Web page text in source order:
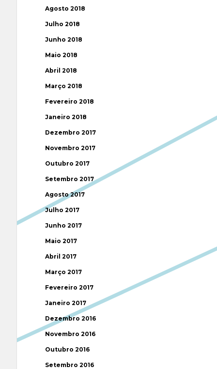
Agosto 2018
Julho 2018
Junho 2018
Maio 2018
Abril 2018
Março 2018
Fevereiro 2018
Janeiro 2018
Dezembro 2017
Novembro 2017
Outubro 2017
Setembro 2017
Agosto 2017
Julho 2017
Junho 2017
Maio 2017
Abril 2017
Março 2017
Fevereiro 2017
Janeiro 2017
Dezembro 2016
Novembro 2016
Outubro 2016
Setembro 2016